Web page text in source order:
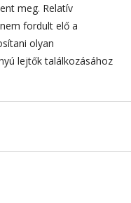
meg. Relatív
fordult elő a
olyan
lejtők találkozásához